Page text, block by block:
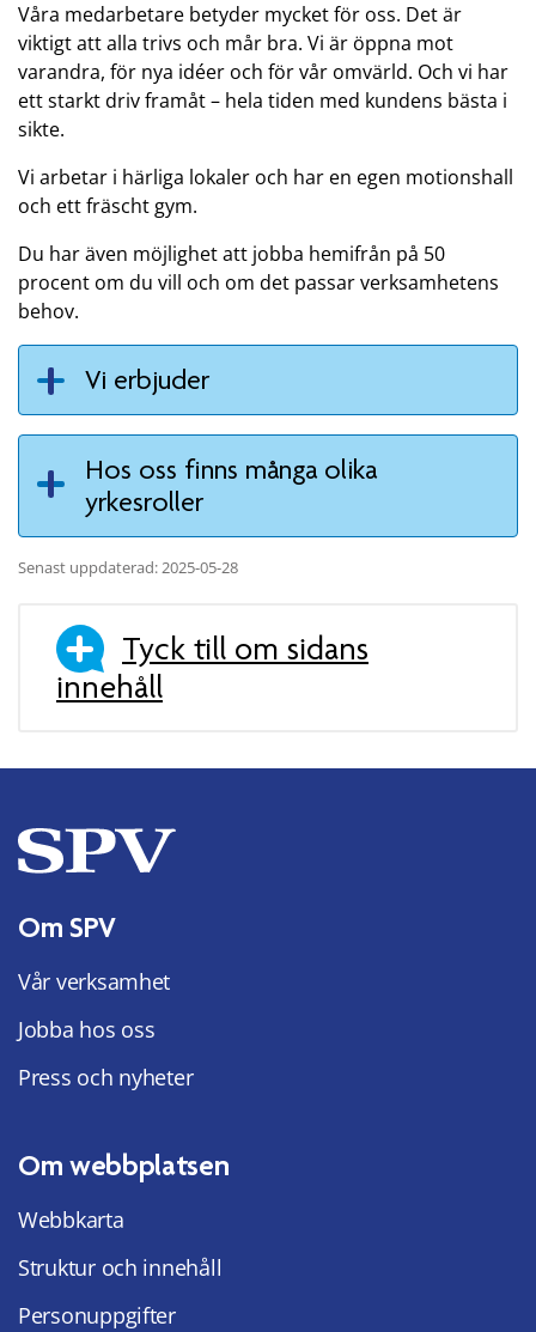
Våra medarbetare betyder mycket för oss. Det är
viktigt att alla trivs och mår bra. Vi är öppna mot
varandra, för nya idéer och för vår omvärld. Och vi har
ett starkt driv framåt – hela tiden med kundens bästa i
sikte.
Vi arbetar i härliga lokaler och har en egen motionshall
och ett fräscht gym.
Du har även möjlighet att jobba hemifrån på 50
procent om du vill och om det passar verksamhetens
behov.
Vi erbjuder
Hos oss finns många olika
yrkesroller
Senast uppdaterad: 2025-05-28
Tyck till om sidans
innehåll
Om SPV
Vår verksamhet
Jobba hos oss
Press och nyheter
Om webbplatsen
Webbkarta
Struktur och innehåll
Personuppgifter